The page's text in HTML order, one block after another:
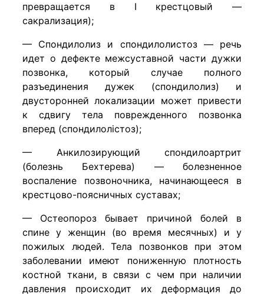
превращается в I крестцовый —
сакрализация);
— Спондилолиз и спондилолистоз — речь
идет о дефекте межсуставной части дужки
позвонка, который случае полного
разъединения дужек (спондилолиз) и
двусторонней локализации может привести
к сдвигу тела поврежденного позвонка
вперед (спондилолістоз);
— Анкилозирующий спондилоартрит
(болезнь Бехтерева) — болезненное
воспаление позвоночника, начинающееся в
крестцово-поясничных суставах;
— Остеопороз бывает причиной болей в
спине у женщин (во время месячных) и у
пожилых людей. Тела позвонков при этом
заболевании имеют пониженную плотность
костной ткани, в связи с чем при наличии
давления происходит их деформация до